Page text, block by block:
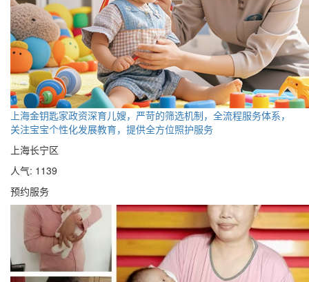
上海金钥匙家政资深育儿嫂，严苛的筛选机制，全流程服务体系，
关注宝宝个性化发展教育，提供全方位照护服务
上海长宁区
人气: 1139
预约服务